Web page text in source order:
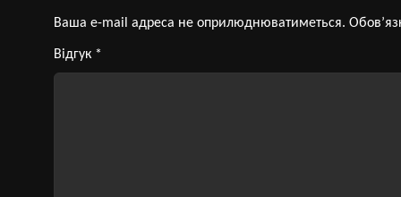
Ваша e-mail адреса не оприлюднюватиметься.
Відгук *